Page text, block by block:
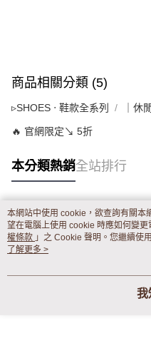
商品相關分類 (5)
▹SHOES ‧ 鞋款全系列 ｜休
🔥 官網限定↘ 5折
本分類熱銷全站排行
熱門標籤
本網站中使用 cookie，欲查詢有關本
望在電腦上使用 cookie 時應如何變
權條款 」之 Cookie 聲明。您繼續使
用條款之 Cookie 聲明使用 cookie。
了解更多 >
我